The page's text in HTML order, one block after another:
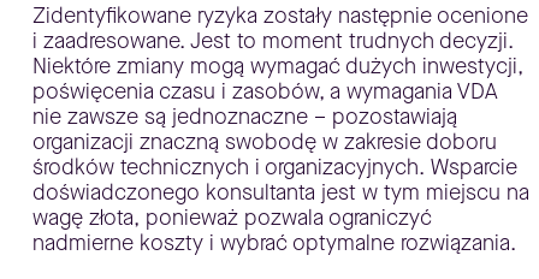
Zidentyfikowane ryzyka zostały następnie ocenione
i zaadresowane. Jest to moment trudnych decyzji.
Niektóre zmiany mogą wymagać dużych inwestycji,
poświęcenia czasu i zasobów, a wymagania VDA
nie zawsze są jednoznaczne – pozostawiają
organizacji znaczną swobodę w zakresie doboru
środków technicznych i organizacyjnych. Wsparcie
doświadczonego konsultanta jest w tym miejscu na
wagę złota, ponieważ pozwala ograniczyć
nadmierne koszty i wybrać optymalne rozwiązania.